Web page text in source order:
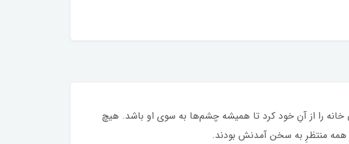
را از آنِ خود کرد تا همیشه چشم‌ها به سوی او باشد. هیچ
منتظرِ به سخن آمدنش بودند.